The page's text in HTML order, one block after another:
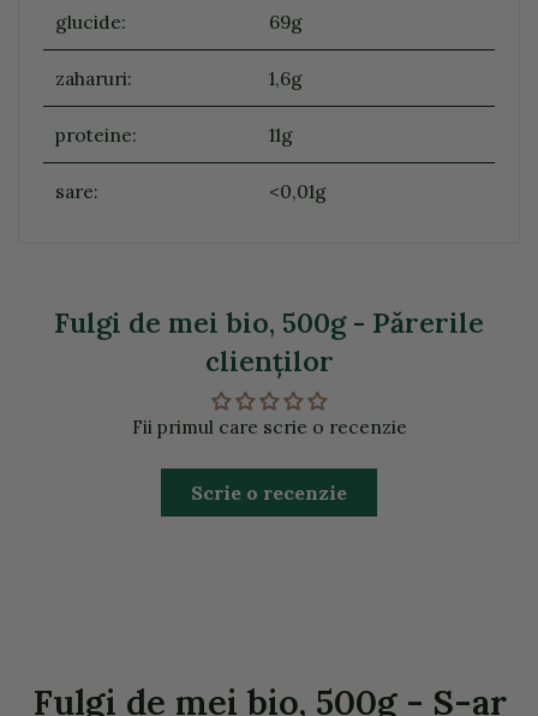
glucide: 69g
zaharuri: 1,6g
proteine: 11g
sare: <0,01g
Fulgi de mei bio, 500g - Părerile
clienţilor
Fii primul care scrie o recenzie
Scrie o recenzie
Fulgi de mei bio, 500g - S-ar